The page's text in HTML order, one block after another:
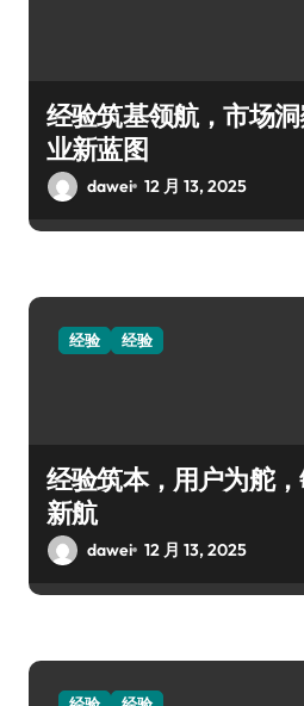
经验筑基领航，市场
业新蓝图
dawei 12 月 13, 2025
经验 经验
经验筑本，用户为舵
新航
dawei 12 月 13, 2025